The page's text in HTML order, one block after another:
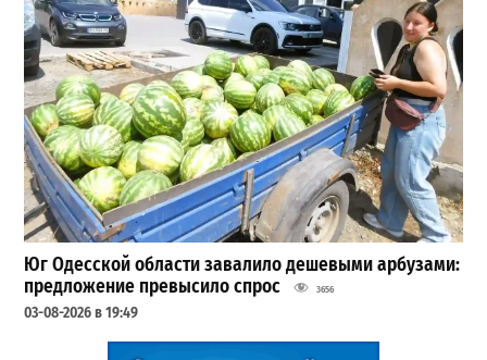
Юг Одесской области завалило дешевыми арбузами:
предложение превысило спрос
3656
03-08-2026 в 19:49